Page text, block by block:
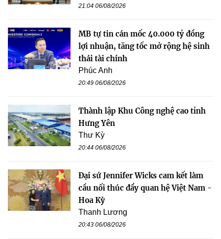
21:04 06/08/2026
MB tự tin cán mốc 40.000 tỷ đồng
lợi nhuận, tăng tốc mở rộng hệ sinh
thái tài chính
Phúc Anh
20:49 06/08/2026
Thành lập Khu Công nghệ cao tỉnh
Hưng Yên
Thư Kỳ
20:44 06/08/2026
Đại sứ Jennifer Wicks cam kết làm
cầu nối thúc đẩy quan hệ Việt Nam -
Hoa Kỳ
Thanh Lương
20:43 06/08/2026